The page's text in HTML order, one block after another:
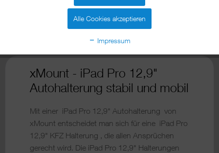
Zum Produkt
xMount - iPad Pro 12,9"
Autohalterung stabil und mobil
Mit einer iPad Pro 12,9" Autohalterung von
xMount entscheidet man sich für eine iPad Pro
12,9" KFZ Halterung , die allen Ansprüchen
gerecht wird. Die iPad Pro 12,9" Halterungen
Alle Cookies akzeptieren
Impressum